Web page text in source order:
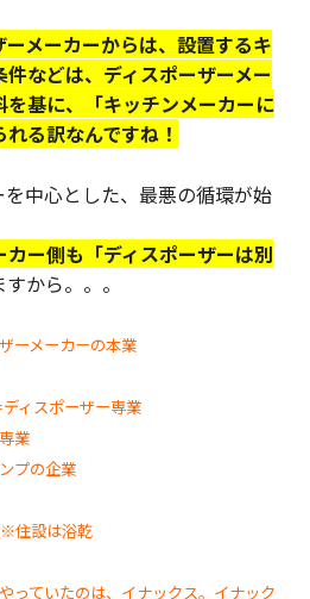
ーメーカーからは、設置するキ
などは、ディスポーザーメー
基に、「キッチンメーカーに
る訳なんですね！
中心とした、最悪の循環が始
カー側も「ディスポーザーは別
から。。。
ーメーカーの本業
ィスポーザー専業
業
プの企業
住設は浴乾
っていたのは、イナックス。イナック